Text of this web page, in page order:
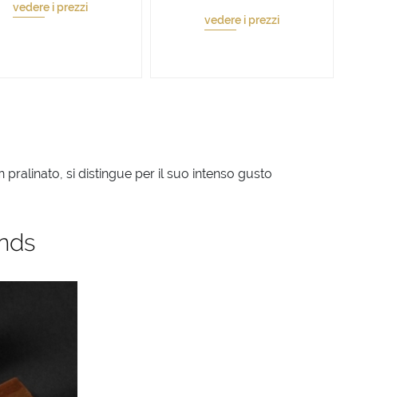
vedere i prezzi
vedere i prezzi
si distingue per il suo intenso gusto